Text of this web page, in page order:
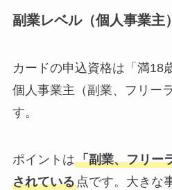
副業レベル（個人事業主
カードの申込資格は「満18
個人事業主（副業、フリー
す。
ポイントは「副業、フリー
されている点です。大きな